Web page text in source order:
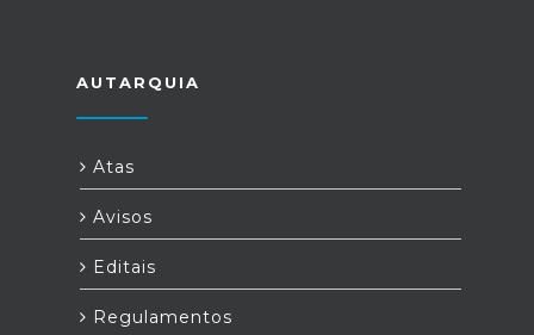
AUTARQUIA
Atas
Avisos
Editais
Regulamentos